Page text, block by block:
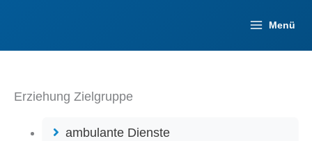
Menü
Erziehung Zielgruppe
ambulante Dienste